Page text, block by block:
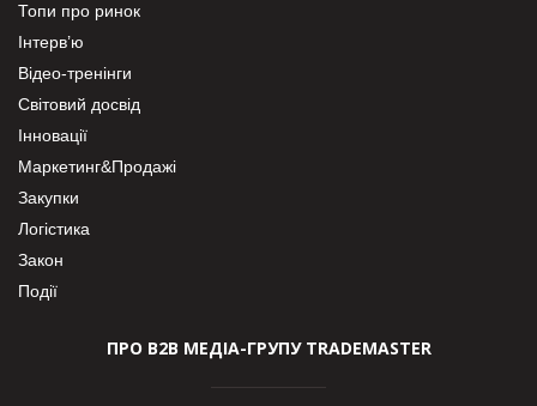
Топи про ринок
Інтерв’ю
Відео-тренінги
Світовий досвід
Інновації
Маркетинг&Продажі
Закупки
Логістика
Закон
Події
ПРО В2В МЕДІА-ГРУПУ TRADEMASTER